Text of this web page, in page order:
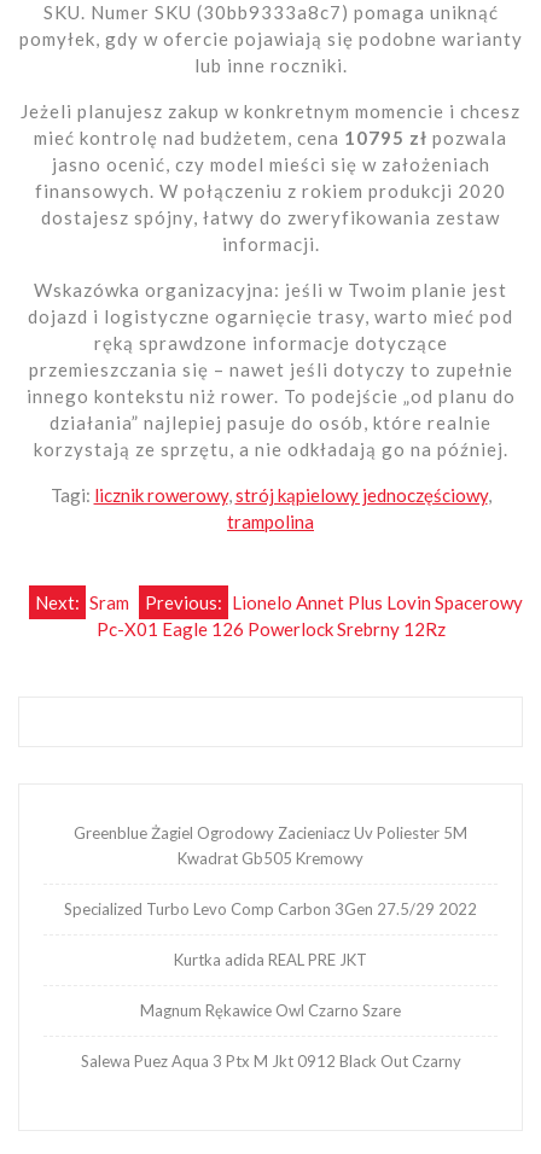
SKU. Numer SKU (30bb9333a8c7) pomaga uniknąć
pomyłek, gdy w ofercie pojawiają się podobne warianty
lub inne roczniki.
Jeżeli planujesz zakup w konkretnym momencie i chcesz
mieć kontrolę nad budżetem, cena 10795 zł pozwala
jasno ocenić, czy model mieści się w założeniach
finansowych. W połączeniu z rokiem produkcji 2020
dostajesz spójny, łatwy do zweryfikowania zestaw
informacji.
Wskazówka organizacyjna: jeśli w Twoim planie jest
dojazd i logistyczne ogarnięcie trasy, warto mieć pod
ręką sprawdzone informacje dotyczące
przemieszczania się – nawet jeśli dotyczy to zupełnie
innego kontekstu niż rower. To podejście „od planu do
działania” najlepiej pasuje do osób, które realnie
korzystają ze sprzętu, a nie odkładają go na później.
Tagi: licznik rowerowy,strój kąpielowy jednoczęściowy,
trampolina
Nawigacja
Previous: Lionelo Annet Plus Lovin Spacerowy
Next: Sram
Pc-X01 Eagle 126 Powerlock Srebrny 12Rz
Greenblue Żagiel Ogrodowy Zacieniacz Uv Poliester 5M
Kwadrat Gb505 Kremowy
Specialized Turbo Levo Comp Carbon 3Gen 27.5/29 2022
Kurtka adida REAL PRE JKT
Magnum Rękawice Owl Czarno Szare
Salewa Puez Aqua 3 Ptx M Jkt 0912 Black Out Czarny